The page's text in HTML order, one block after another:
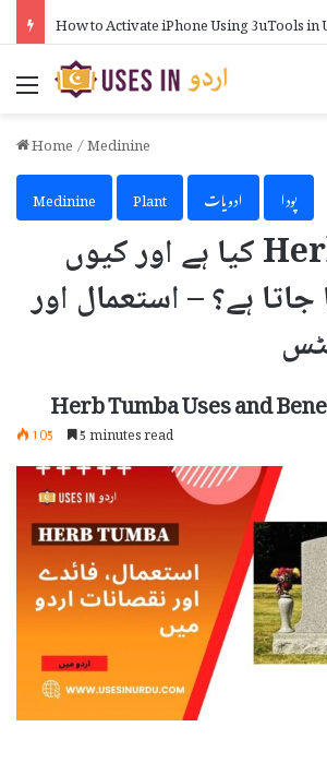
How to Activate iPhone Using 3uTools in
Menu
Home/Medinine
Medinine
Plant ادویات پودا
Herb Tumba کیا ہے اور کیوں
ہے؟ – استعمال اور
Herb Tumba Uses and
105 5 minutes read